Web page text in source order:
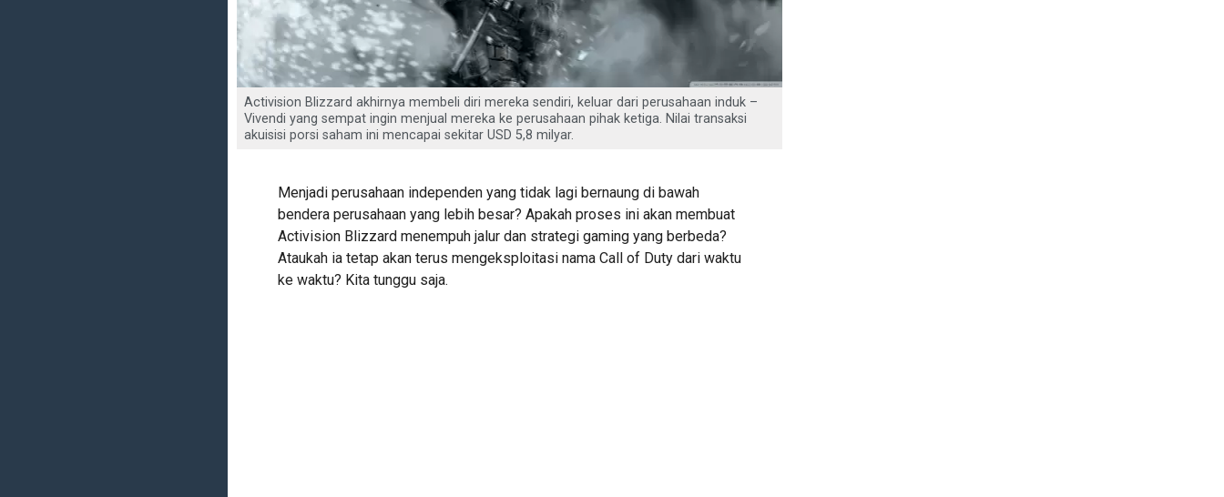
Activision Blizzard akhirnya membeli diri mereka sendiri, keluar dari perusahaan induk –
Vivendi yang sempat ingin menjual mereka ke perusahaan pihak ketiga. Nilai transaksi
akuisisi porsi saham ini mencapai sekitar USD 5,8 milyar.
Menjadi perusahaan independen yang tidak lagi bernaung di bawah
bendera perusahaan yang lebih besar? Apakah proses ini akan membuat
Activision Blizzard menempuh jalur dan strategi gaming yang berbeda?
Ataukah ia tetap akan terus mengeksploitasi nama Call of Duty dari waktu
ke waktu? Kita tunggu saja.